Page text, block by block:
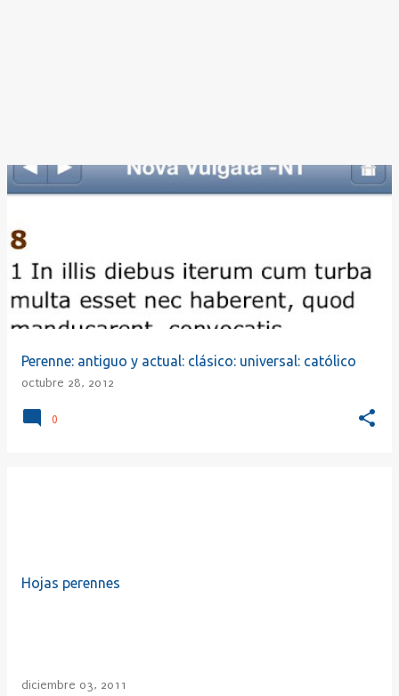
Perenne: antiguo y actual: clásico: universal: católico
octubre 28, 2012
0
Hojas perennes
diciembre 03, 2011